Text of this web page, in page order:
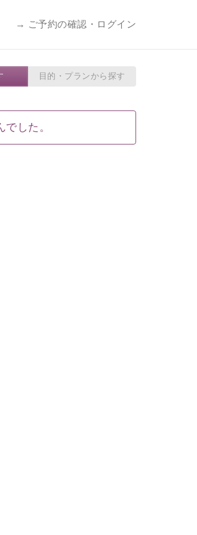
→ ご予約の確認・ログイン
目的・プランから探す
した。